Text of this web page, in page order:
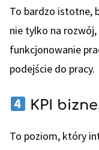
To bardzo istotne,
nie tylko na
funkcjonowanie
podejście do pracy.
KPI
To poziom, który